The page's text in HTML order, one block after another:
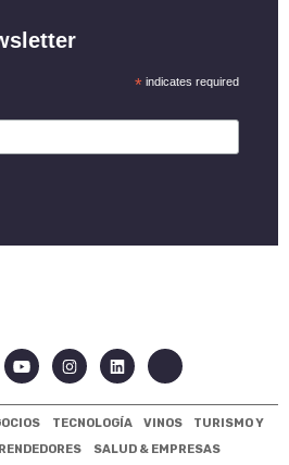
* indicates required
TECNOLOGÍA VINOS
TURISMO Y
SALUD & EMPRESAS